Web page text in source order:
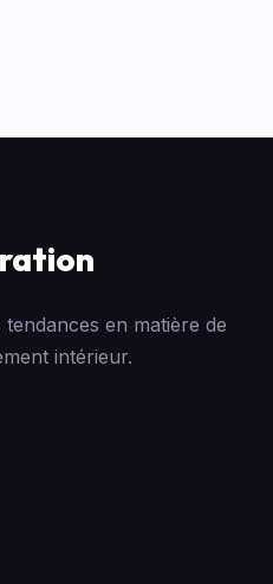
en matière de
intérieur.